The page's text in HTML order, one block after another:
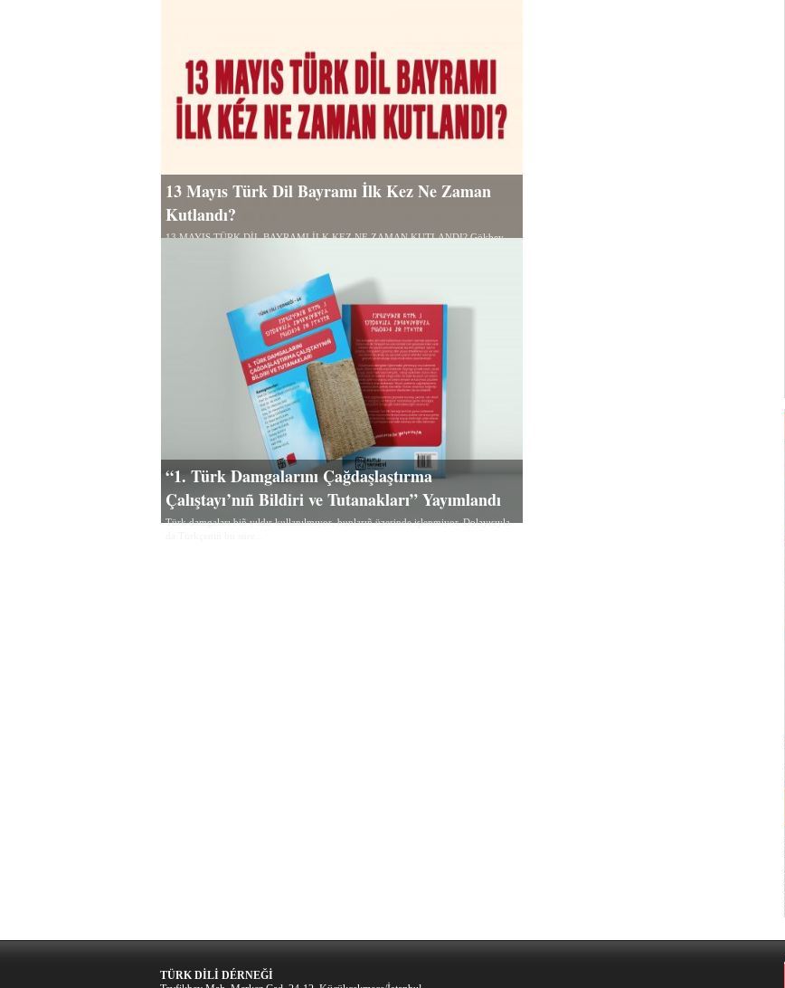
13 Mayıs Türk Dil Bayramı İlk Kez Ne Zaman
Kutlandı?
13 MAYIS TÜRK DİL BAYRAMI İLK KEZ NE ZAMAN KUTLANDI? Gökbey
“1. Türk Damgalarını Çağdaşlaştırma
Çalıştayı’nıñ Bildiri ve Tutanakları” Yayımlandı
Türk damgaları biñ yıldır kullanılmıyor, bunlarıñ üzerinde işlenmiyor. Dolayısıyla
TÜRK DİLİ DÉRNEĞİ